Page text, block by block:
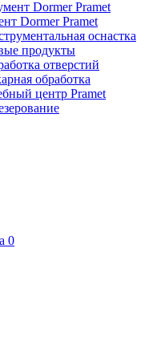
Dormer Pramet
оснастка
продукты
отверстий
обработка
центр Pramet
0